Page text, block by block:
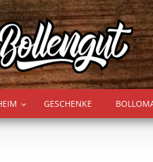
GESCHENKE